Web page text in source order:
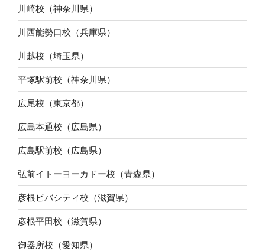
川崎校（神奈川県）
川西能勢口校（兵庫県）
川越校（埼玉県）
平塚駅前校（神奈川県）
広尾校（東京都）
広島本通校（広島県）
広島駅前校（広島県）
弘前イトーヨーカドー校（青森県）
彦根ビバシティ校（滋賀県）
彦根平田校（滋賀県）
御器所校（愛知県）